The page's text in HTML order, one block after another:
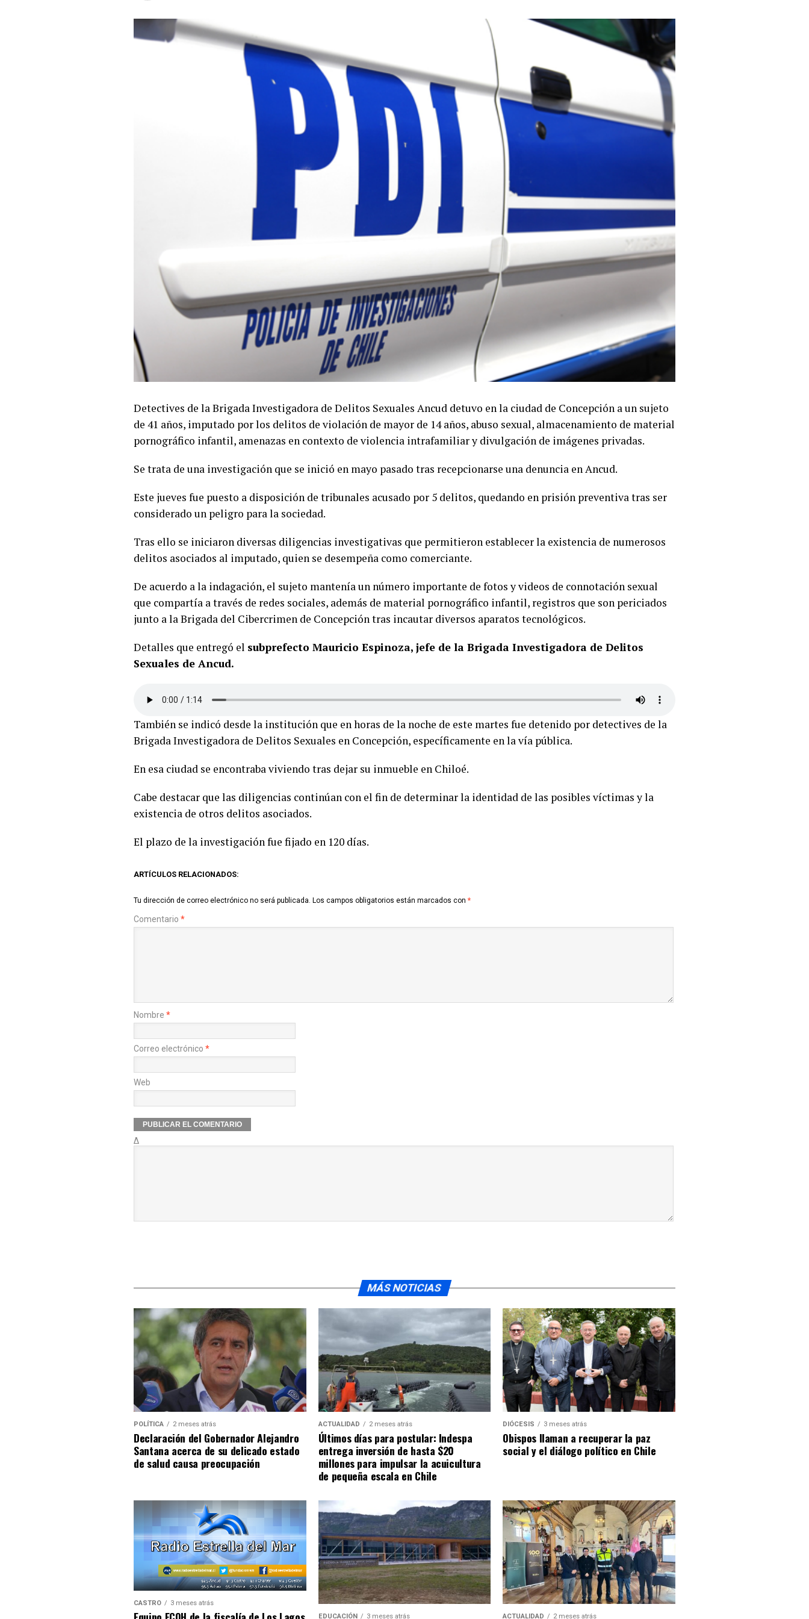
Detectives de la Brigada Investigadora de Delitos Sexuales Ancud detuvo en la ciudad de Concepción a un sujeto
de 41 años, imputado por los delitos de violación de mayor de 14 años, abuso sexual, almacenamiento de material
pornográfico infantil, amenazas en contexto de violencia intrafamiliar y divulgación de imágenes privadas.
Se trata de una investigación que se inició en mayo pasado tras recepcionarse una denuncia en Ancud.
Este jueves fue puesto a disposición de tribunales acusado por 5 delitos, quedando en prisión preventiva tras ser
considerado un peligro para la sociedad.
Tras ello se iniciaron diversas diligencias investigativas que permitieron establecer la existencia de numerosos
delitos asociados al imputado, quien se desempeña como comerciante.
De acuerdo a la indagación, el sujeto mantenía un número importante de fotos y videos de connotación sexual
que compartía a través de redes sociales, además de material pornográfico infantil, registros que son periciados
junto a la Brigada del Cibercrimen de Concepción tras incautar diversos aparatos tecnológicos.
Detalles que entregó el subprefecto Mauricio Espinoza, jefe de la Brigada Investigadora de Delitos
Sexuales de Ancud.
También se indicó desde la institución que en horas de la noche de este martes fue detenido por detectives de la
Brigada Investigadora de Delitos Sexuales en Concepción, específicamente en la vía pública.
En esa ciudad se encontraba viviendo tras dejar su inmueble en Chiloé.
Cabe destacar que las diligencias continúan con el fin de determinar la identidad de las posibles víctimas y la
existencia de otros delitos asociados.
El plazo de la investigación fue fijado en 120 días.
ARTÍCULOS RELACIONADOS:
Tu dirección de correo electrónico no será publicada. Los campos obligatorios están marcados con *
Comentario *
Nombre *
Correo electrónico *
Web
Δ
MÁS NOTICIAS
POLÍTICA 2 meses atrás
Declaración del Gobernador Alejandro
Santana acerca de su delicado estado
de salud causa preocupación
ACTUALIDAD 2 meses atrás
Últimos días para postular: Indespa
entrega inversión de hasta $20
millones para impulsar la acuicultura
de pequeña escala en Chile
DIÓCESIS 3 meses atrás
Obispos llaman a recuperar la paz
social y el diálogo político en Chile
CASTRO 3 meses atrás
EDUCACIÓN 3 meses atrás ACTUALIDAD 2 meses atrás